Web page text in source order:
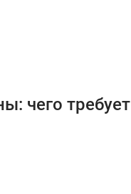
чего требует